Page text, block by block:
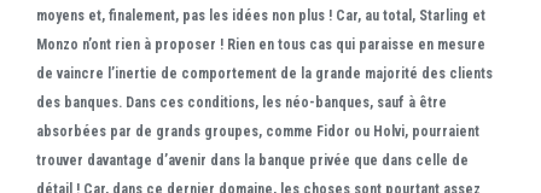
moyens et, finalement, pas les idées non plus ! Car, au total, Starling et
Monzo n’ont rien à proposer ! Rien en tous cas qui paraisse en mesure
de vaincre l’inertie de comportement de la grande majorité des clients
des banques. Dans ces conditions, les néo-banques, sauf à être
absorbées par de grands groupes, comme Fidor ou Holvi, pourraient
trouver davantage d’avenir dans la banque privée que dans celle de